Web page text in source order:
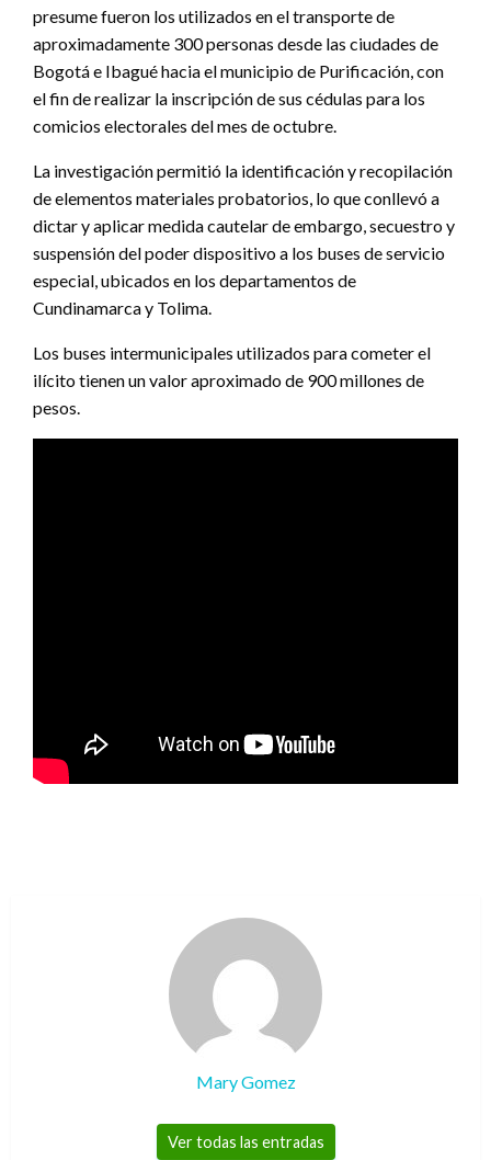
presume fueron los utilizados en el transporte de
aproximadamente 300 personas desde las ciudades de
Bogotá e Ibagué hacia el municipio de Purificación, con
el fin de realizar la inscripción de sus cédulas para los
comicios electorales del mes de octubre.
La investigación permitió la identificación y recopilación
de elementos materiales probatorios, lo que conllevó a
dictar y aplicar medida cautelar de embargo, secuestro y
suspensión del poder dispositivo a los buses de servicio
especial, ubicados en los departamentos de
Cundinamarca y Tolima.
Los buses intermunicipales utilizados para cometer el
ilícito tienen un valor aproximado de 900 millones de
pesos.
Mary Gomez
Ver todas las entradas